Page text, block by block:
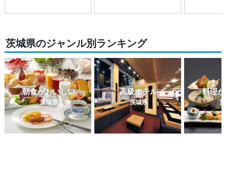
茨城県のジャンル別ランキング
朝食がおいしい
茨城県
高級ホテル
茨城県
料理